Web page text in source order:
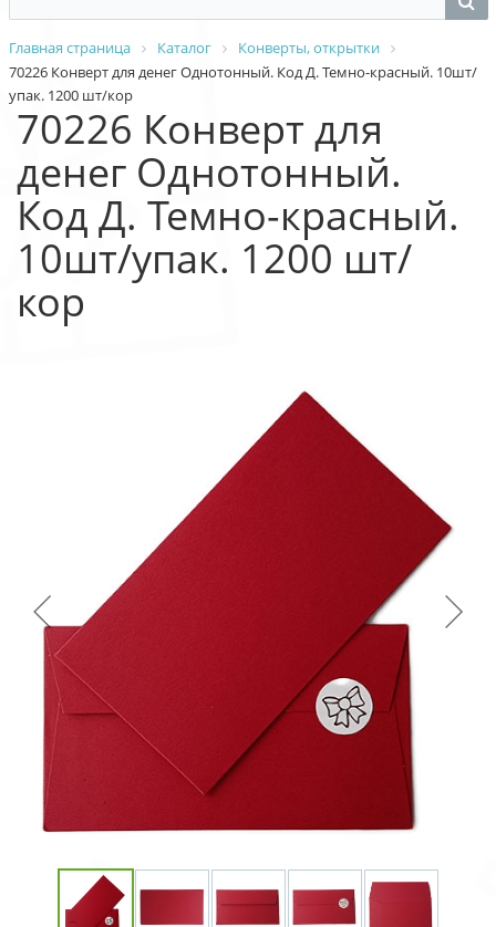
Главная страница Каталог
Конверты, открытки
70226 Конверт для денег Однотонный. Код Д. Темно-красный. 10шт/
упак. 1200 шт/кор
70226 Конверт для
денег Однотонный.
Код Д. Темно-красный.
10шт/упак. 1200 шт/
кор